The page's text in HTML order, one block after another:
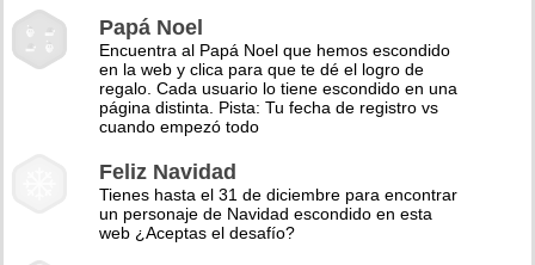
Papá Noel
Encuentra al Papá Noel que hemos escondido
en la web y clica para que te dé el logro de
regalo. Cada usuario lo tiene escondido en una
página distinta. Pista: Tu fecha de registro vs
cuando empezó todo
Feliz Navidad
Tienes hasta el 31 de diciembre para encontrar
un personaje de Navidad escondido en esta
web ¿Aceptas el desafío?